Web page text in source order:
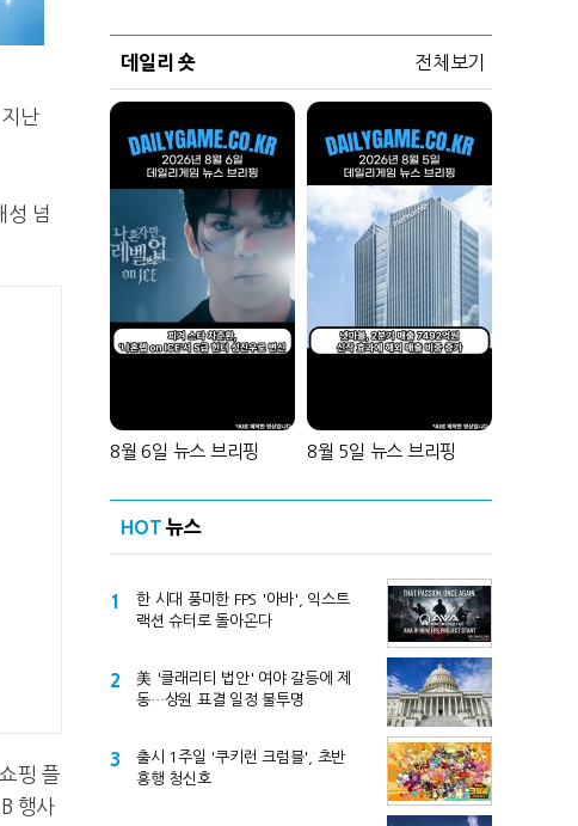
난
성 넘
핑 플
행사
데일리 숏 전체보기
8월 6일 뉴스 브리핑 8월 5일 뉴스 브리핑
HOT 뉴스
1
한 시대 풍미한 FPS '아바', 익스트
랙션 슈터로 돌아온다
2
美 '클래리티 법안' 여야 갈등에 제
동…상원 표결 일정 불투명
3
출시 1주일 '쿠키런 크럼블', 초반
흥행 청신호